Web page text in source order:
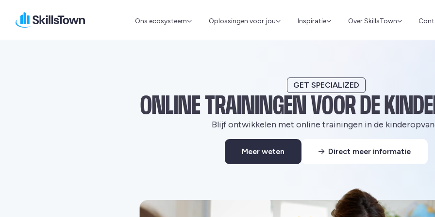
Ons ecosysteem Oplossingen voor jou Inspiratie Over SkillsTown
ONLINE TRAININGEN VOOR DE
GET SPECIALIZED
Blijf ontwikkelen met online trainingen in de
Meer weten
Deze link gaat naar een externe website.
Direct meer informatie
Deze link gaat naar een externe